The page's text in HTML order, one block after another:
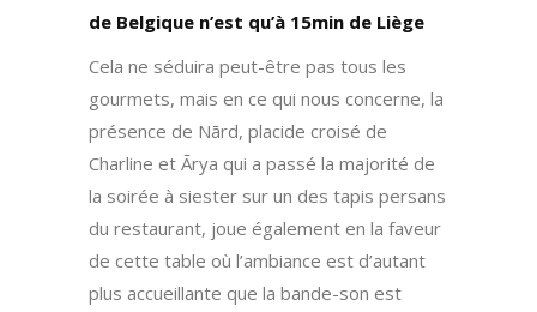
de Belgique n’est qu’à 15min de Liège
Cela ne séduira peut-être pas tous les
gourmets, mais en ce qui nous concerne, la
présence de Nārd, placide croisé de
Charline et Ārya qui a passé la majorité de
la soirée à siester sur un des tapis persans
du restaurant, joue également en la faveur
de cette table où l’ambiance est d’autant
plus accueillante que la bande-son est